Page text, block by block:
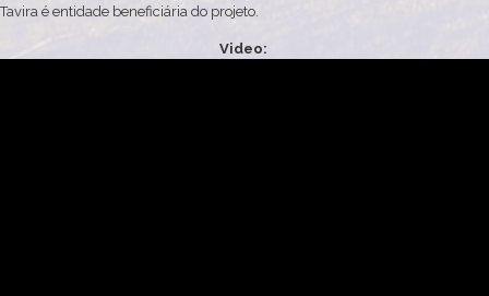
Tavira é entidade beneficiária do projeto.
Video: